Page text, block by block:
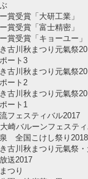
賞受賞「大研工業」
賞受賞「富士精密」
賞受賞「キョーユー」
古川秋まつり元氣祭
ート3
古川秋まつり元氣祭
ート2
古川秋まつり元氣祭
ート1
フェスティバル2017
崎バルーンフェステ
全国こけし祭り2018
古川秋まつり元氣祭
送2017
つり